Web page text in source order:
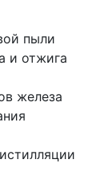
пыли
и отжига
железа